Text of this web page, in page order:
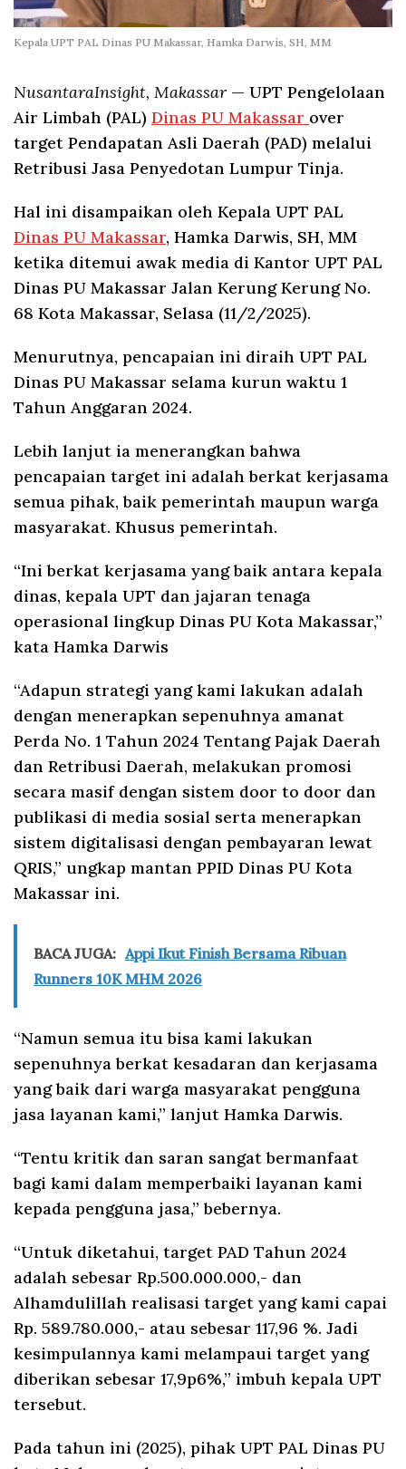
Kepala UPT PAL Dinas PU Makassar, Hamka Darwis, SH, MM
NusantaraInsight, Makassar — UPT Pengelolaan
Air Limbah (PAL) Dinas PU Makassar over
target Pendapatan Asli Daerah (PAD) melalui
Retribusi Jasa Penyedotan Lumpur Tinja.
Hal ini disampaikan oleh Kepala UPT PAL
Dinas PU Makassar, Hamka Darwis, SH, MM
ketika ditemui awak media di Kantor UPT PAL
Dinas PU Makassar Jalan Kerung Kerung No.
68 Kota Makassar, Selasa (11/2/2025).
Menurutnya, pencapaian ini diraih UPT PAL
Dinas PU Makassar selama kurun waktu 1
Tahun Anggaran 2024.
Lebih lanjut ia menerangkan bahwa
pencapaian target ini adalah berkat kerjasama
semua pihak, baik pemerintah maupun warga
masyarakat. Khusus pemerintah.
“Ini berkat kerjasama yang baik antara kepala
dinas, kepala UPT dan jajaran tenaga
operasional lingkup Dinas PU Kota Makassar,”
kata Hamka Darwis
“Adapun strategi yang kami lakukan adalah
dengan menerapkan sepenuhnya amanat
Perda No. 1 Tahun 2024 Tentang Pajak Daerah
dan Retribusi Daerah, melakukan promosi
secara masif dengan sistem door to door dan
publikasi di media sosial serta menerapkan
sistem digitalisasi dengan pembayaran lewat
QRIS,” ungkap mantan PPID Dinas PU Kota
Makassar ini.
BACA JUGA: Appi Ikut Finish Bersama Ribuan
Runners 10K MHM 2026
“Namun semua itu bisa kami lakukan
sepenuhnya berkat kesadaran dan kerjasama
yang baik dari warga masyarakat pengguna
jasa layanan kami,” lanjut Hamka Darwis.
“Tentu kritik dan saran sangat bermanfaat
bagi kami dalam memperbaiki layanan kami
kepada pengguna jasa,” bebernya.
“Untuk diketahui, target PAD Tahun 2024
adalah sebesar Rp.500.000.000,- dan
Alhamdulillah realisasi target yang kami capai
Rp. 589.780.000,- atau sebesar 117,96 %. Jadi
kesimpulannya kami melampaui target yang
diberikan sebesar 17,9p6%,” imbuh kepala UPT
tersebut.
Pada tahun ini (2025), pihak UPT PAL Dinas PU